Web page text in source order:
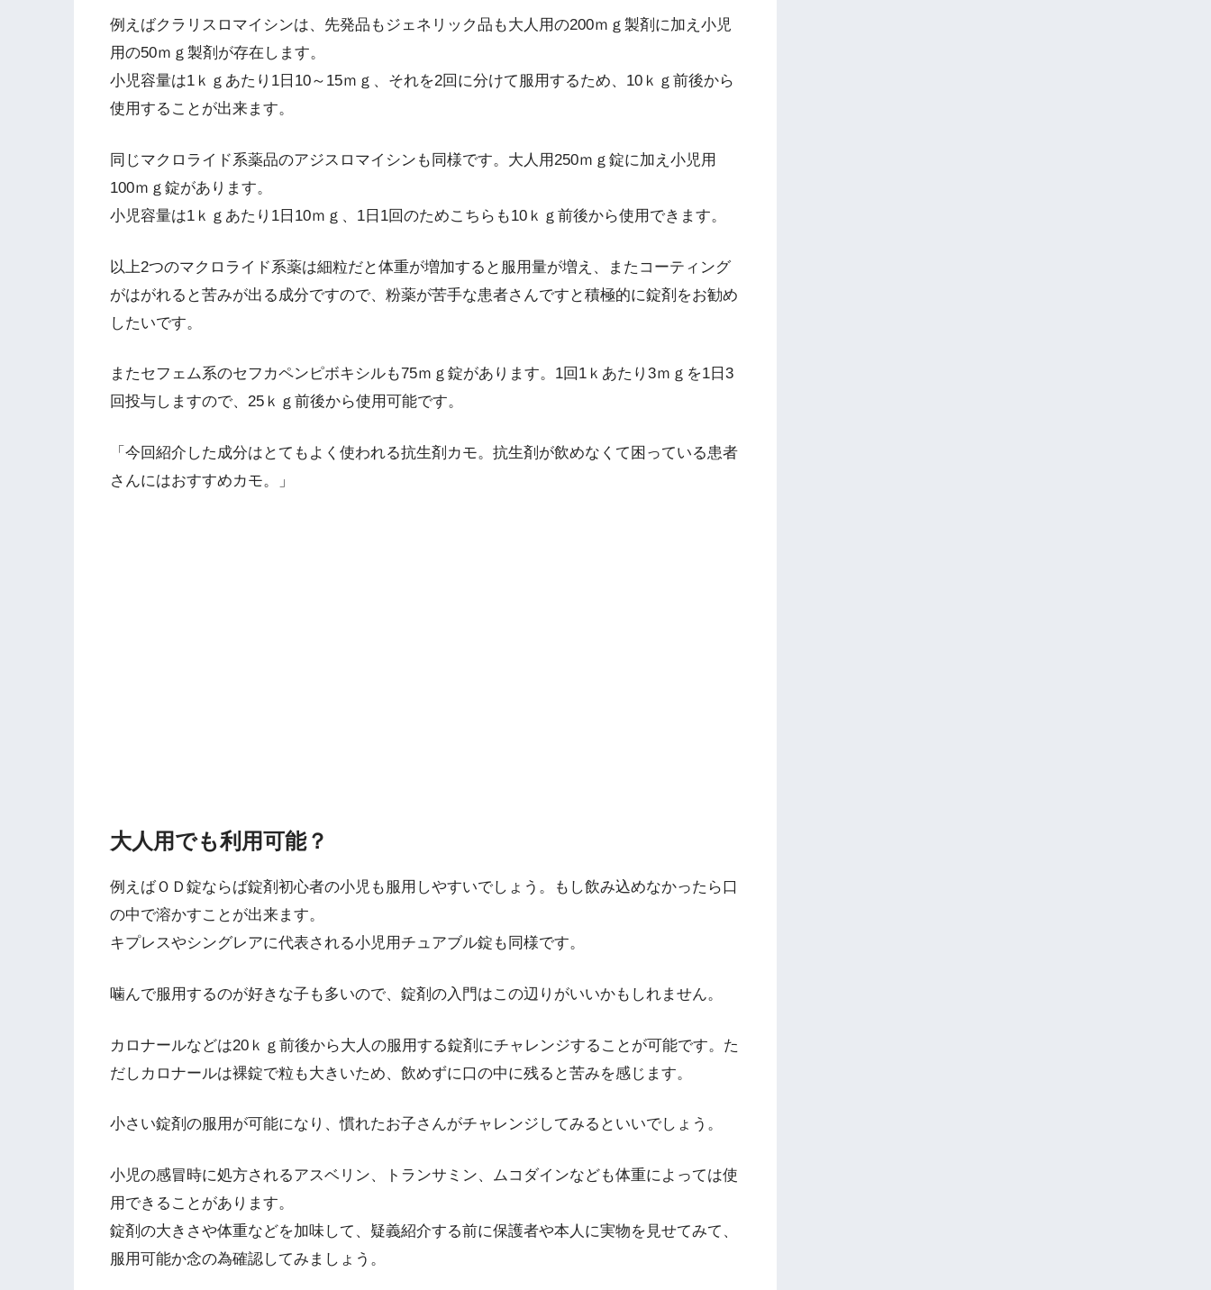
例えばクラリスロマイシンは、先発品もジェネリック品も大人用の200ｍｇ製剤に加え小児
用の50ｍｇ製剤が存在します。
小児容量は1ｋｇあたり1日10～15ｍｇ、それを2回に分けて服用するため、10ｋｇ前後から
使用することが出来ます。
同じマクロライド系薬品のアジスロマイシンも同様です。大人用250ｍｇ錠に加え小児用
100ｍｇ錠があります。
小児容量は1ｋｇあたり1日10ｍｇ、1日1回のためこちらも10ｋｇ前後から使用できます。
以上2つのマクロライド系薬は細粒だと体重が増加すると服用量が増え、またコーティング
がはがれると苦みが出る成分ですので、粉薬が苦手な患者さんですと積極的に錠剤をお勧め
したいです。
またセフェム系のセフカペンピボキシルも75ｍｇ錠があります。1回1ｋあたり3ｍｇを1日3
回投与しますので、25ｋｇ前後から使用可能です。
「今回紹介した成分はとてもよく使われる抗生剤カモ。抗生剤が飲めなくて困っている患者
さんにはおすすめカモ。」
大人用でも利用可能？
例えばＯＤ錠ならば錠剤初心者の小児も服用しやすいでしょう。もし飲み込めなかったら口
の中で溶かすことが出来ます。
キプレスやシングレアに代表される小児用チュアブル錠も同様です。
噛んで服用するのが好きな子も多いので、錠剤の入門はこの辺りがいいかもしれません。
カロナールなどは20ｋｇ前後から大人の服用する錠剤にチャレンジすることが可能です。た
だしカロナールは裸錠で粒も大きいため、飲めずに口の中に残ると苦みを感じます。
小さい錠剤の服用が可能になり、慣れたお子さんがチャレンジしてみるといいでしょう。
小児の感冒時に処方されるアスベリン、トランサミン、ムコダインなども体重によっては使
用できることがあります。
錠剤の大きさや体重などを加味して、疑義紹介する前に保護者や本人に実物を見せてみて、
服用可能か念の為確認してみましょう。